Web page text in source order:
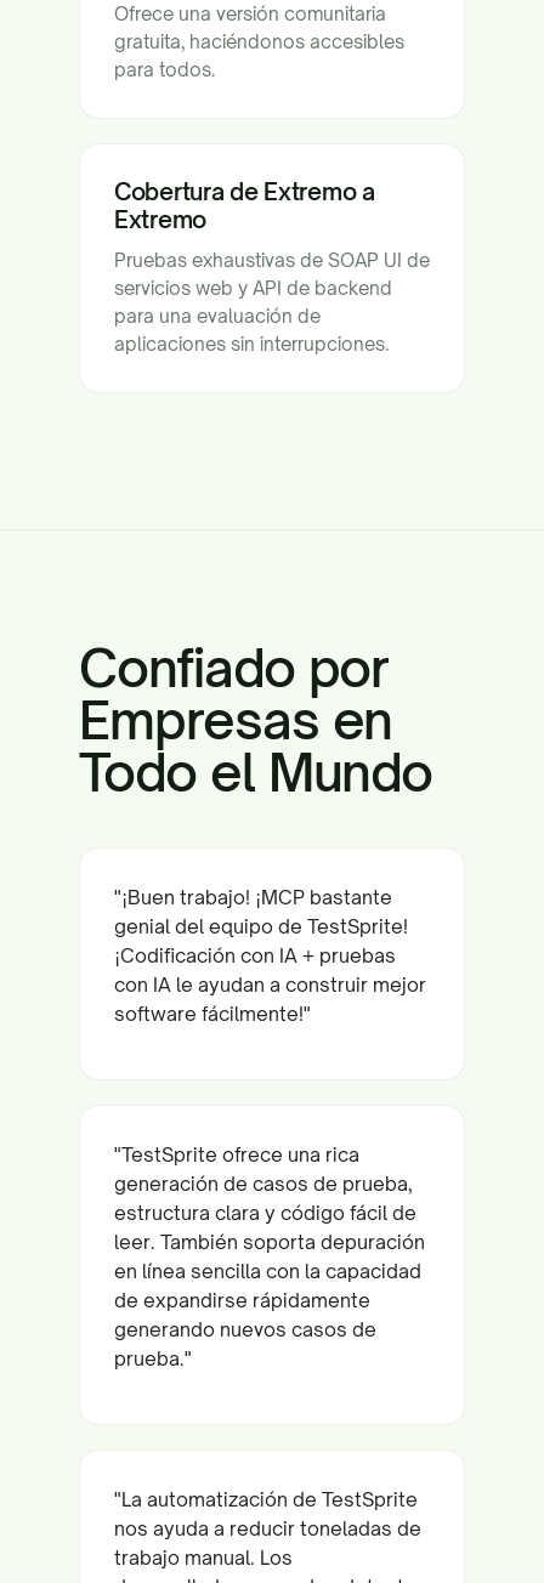
Ofrece una versión comunitaria
gratuita, haciéndonos accesibles
para todos.
Cobertura de Extremo a
Extremo
Pruebas exhaustivas de SOAP UI de
servicios web y API de backend
para una evaluación de
aplicaciones sin interrupciones.
Confiado por
Empresas en
Todo el Mundo
"¡Buen trabajo! ¡MCP bastante
genial del equipo de TestSprite!
¡Codificación con IA + pruebas
con IA le ayudan a construir mejor
software fácilmente!"
"TestSprite ofrece una rica
generación de casos de prueba,
estructura clara y código fácil de
leer. También soporta depuración
en línea sencilla con la capacidad
de expandirse rápidamente
generando nuevos casos de
prueba."
"La automatización de TestSprite
nos ayuda a reducir toneladas de
trabajo manual. Los